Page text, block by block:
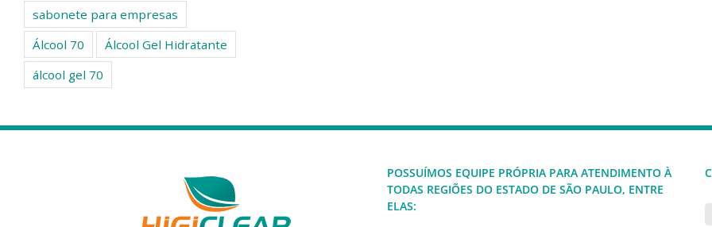
sabonete para empresas
Álcool 70
Álcool Gel Hidratante
álcool gel 70
POSSUÍMOS EQUIPE PRÓPRIA PARA ATENDIMENTO À
TODAS REGIÕES DO ESTADO DE SÃO PAULO, ENTRE
ELAS: